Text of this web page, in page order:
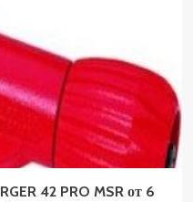
42 PRO MSR от 6